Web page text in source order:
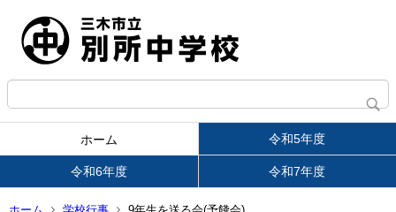
ホーム 令和5年度
令和6年度 令和7年度